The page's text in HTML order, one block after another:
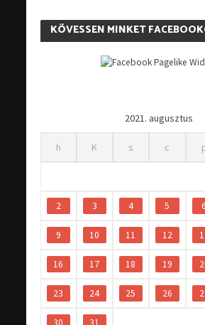
KÖVESSEN MINKET
2021. augusztus
h K s c
2 3 4 5 6
9 10 11 12
16 17 18 19
23 24 25 26
30 31